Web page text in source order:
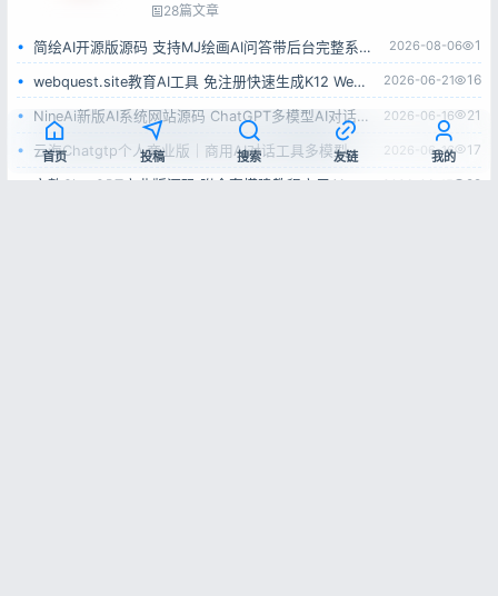
28篇文章
简绘AI开源版源码 支持MJ绘画AI问答带后台完整系统 可二次开发毕业设计 2026-08-06 1
webquest.site教育AI工具 免注册快速生成K12 WebQuest教学任务 2026-06-21 16
NineAi新版AI系统网站源码 ChatGPT多模型AI对话绘画分销商用程序 2026-06-16 21
云海Chatgtp个人商业版｜商用AI对话工具多模型稳定无限制 2026-06-16 17
22
首页 投稿 搜索 友链 我的